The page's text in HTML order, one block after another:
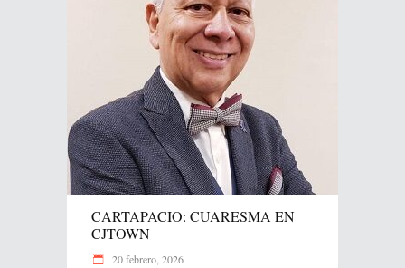
CARTAPACIO: CUARESMA EN
CJTOWN
20 febrero, 2026